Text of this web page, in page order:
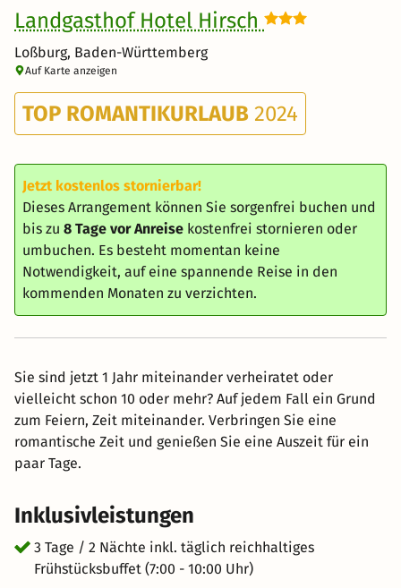
Landgasthof Hotel Hirsch
Loßburg, Baden-Württemberg
Auf Karte anzeigen
TOP ROMANTIKURLAUB 2024
Jetzt kostenlos stornierbar!
Dieses Arrangement können Sie sorgenfrei buchen und
bis zu 8 Tage vor Anreise kostenfrei stornieren oder
umbuchen. Es besteht momentan keine
Notwendigkeit, auf eine spannende Reise in den
kommenden Monaten zu verzichten.
Sie sind jetzt 1 Jahr miteinander verheiratet oder
vielleicht schon 10 oder mehr? Auf jedem Fall ein Grund
zum Feiern, Zeit miteinander. Verbringen Sie eine
romantische Zeit und genießen Sie eine Auszeit für ein
paar Tage.
Inklusivleistungen
3 Tage / 2 Nächte inkl. täglich reichhaltiges
Frühstücksbuffet (7:00 - 10:00 Uhr)